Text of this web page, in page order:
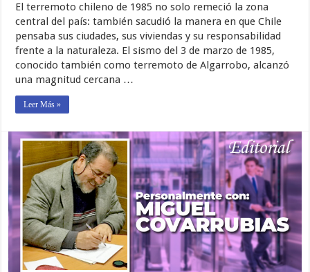
después
de
cuando
el
terremoto
se
El terremoto chileno de 1985 no solo remeció la zona
central del país: también sacudió la manera en que Chile
pensaba sus ciudades, sus viviendas y su responsabilidad
frente a la naturaleza. El sismo del 3 de marzo de 1985,
conocido también como terremoto de Algarrobo, alcanzó
una magnitud cercana …
Leer Más »